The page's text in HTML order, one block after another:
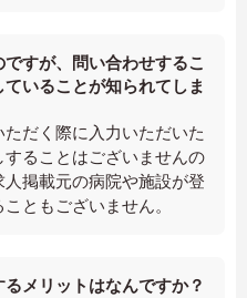
すが、問い合わせするこ
いることが知られてしま
だく際に入力いただいた
ることはございませんの
掲載元の病院や施設が登
ともございません。
メリットはなんですか？